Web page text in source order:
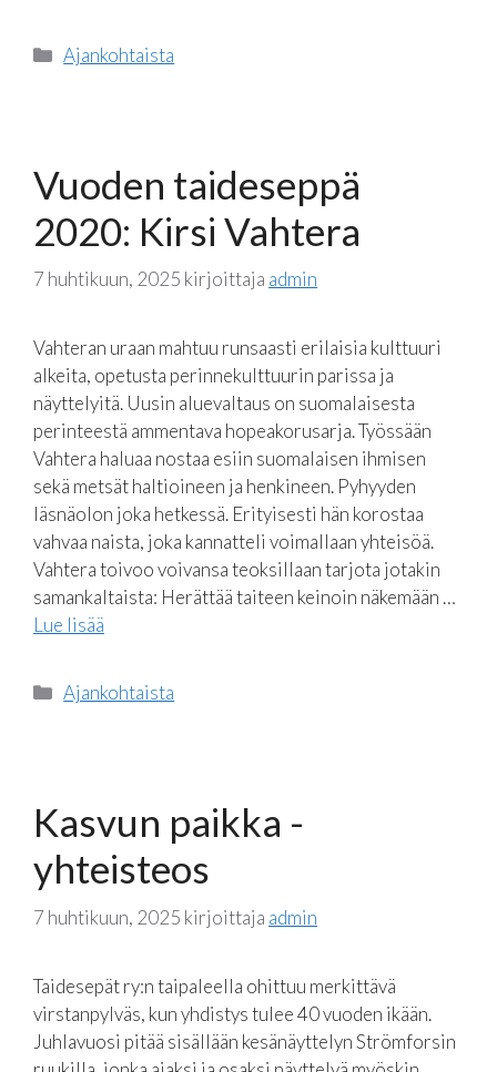
Kategoriat
Ajankohtaista
Vuoden taideseppä
2020: Kirsi Vahtera
7 huhtikuun, 2025 kirjoittaja admin
Vahteran uraan mahtuu runsaasti erilaisia kulttuuri
alkeita, opetusta perinnekulttuurin parissa ja
näyttelyitä. Uusin aluevaltaus on suomalaisesta
perinteestä ammentava hopeakorusarja. Työssään
Vahtera haluaa nostaa esiin suomalaisen ihmisen
sekä metsät haltioineen ja henkineen. Pyhyyden
läsnäolon joka hetkessä. Erityisesti hän korostaa
vahvaa naista, joka kannatteli voimallaan yhteisöä.
Vahtera toivoo voivansa teoksillaan tarjota jotakin
samankaltaista: Herättää taiteen keinoin näkemään …
Lue lisää
Kategoriat
Ajankohtaista
Kasvun paikka -
yhteisteos
7 huhtikuun, 2025 kirjoittaja admin
Taidesepät ry:n taipaleella ohittuu merkittävä
virstanpylväs, kun yhdistys tulee 40 vuoden ikään.
Juhlavuosi pitää sisällään kesänäyttelyn Strömforsin